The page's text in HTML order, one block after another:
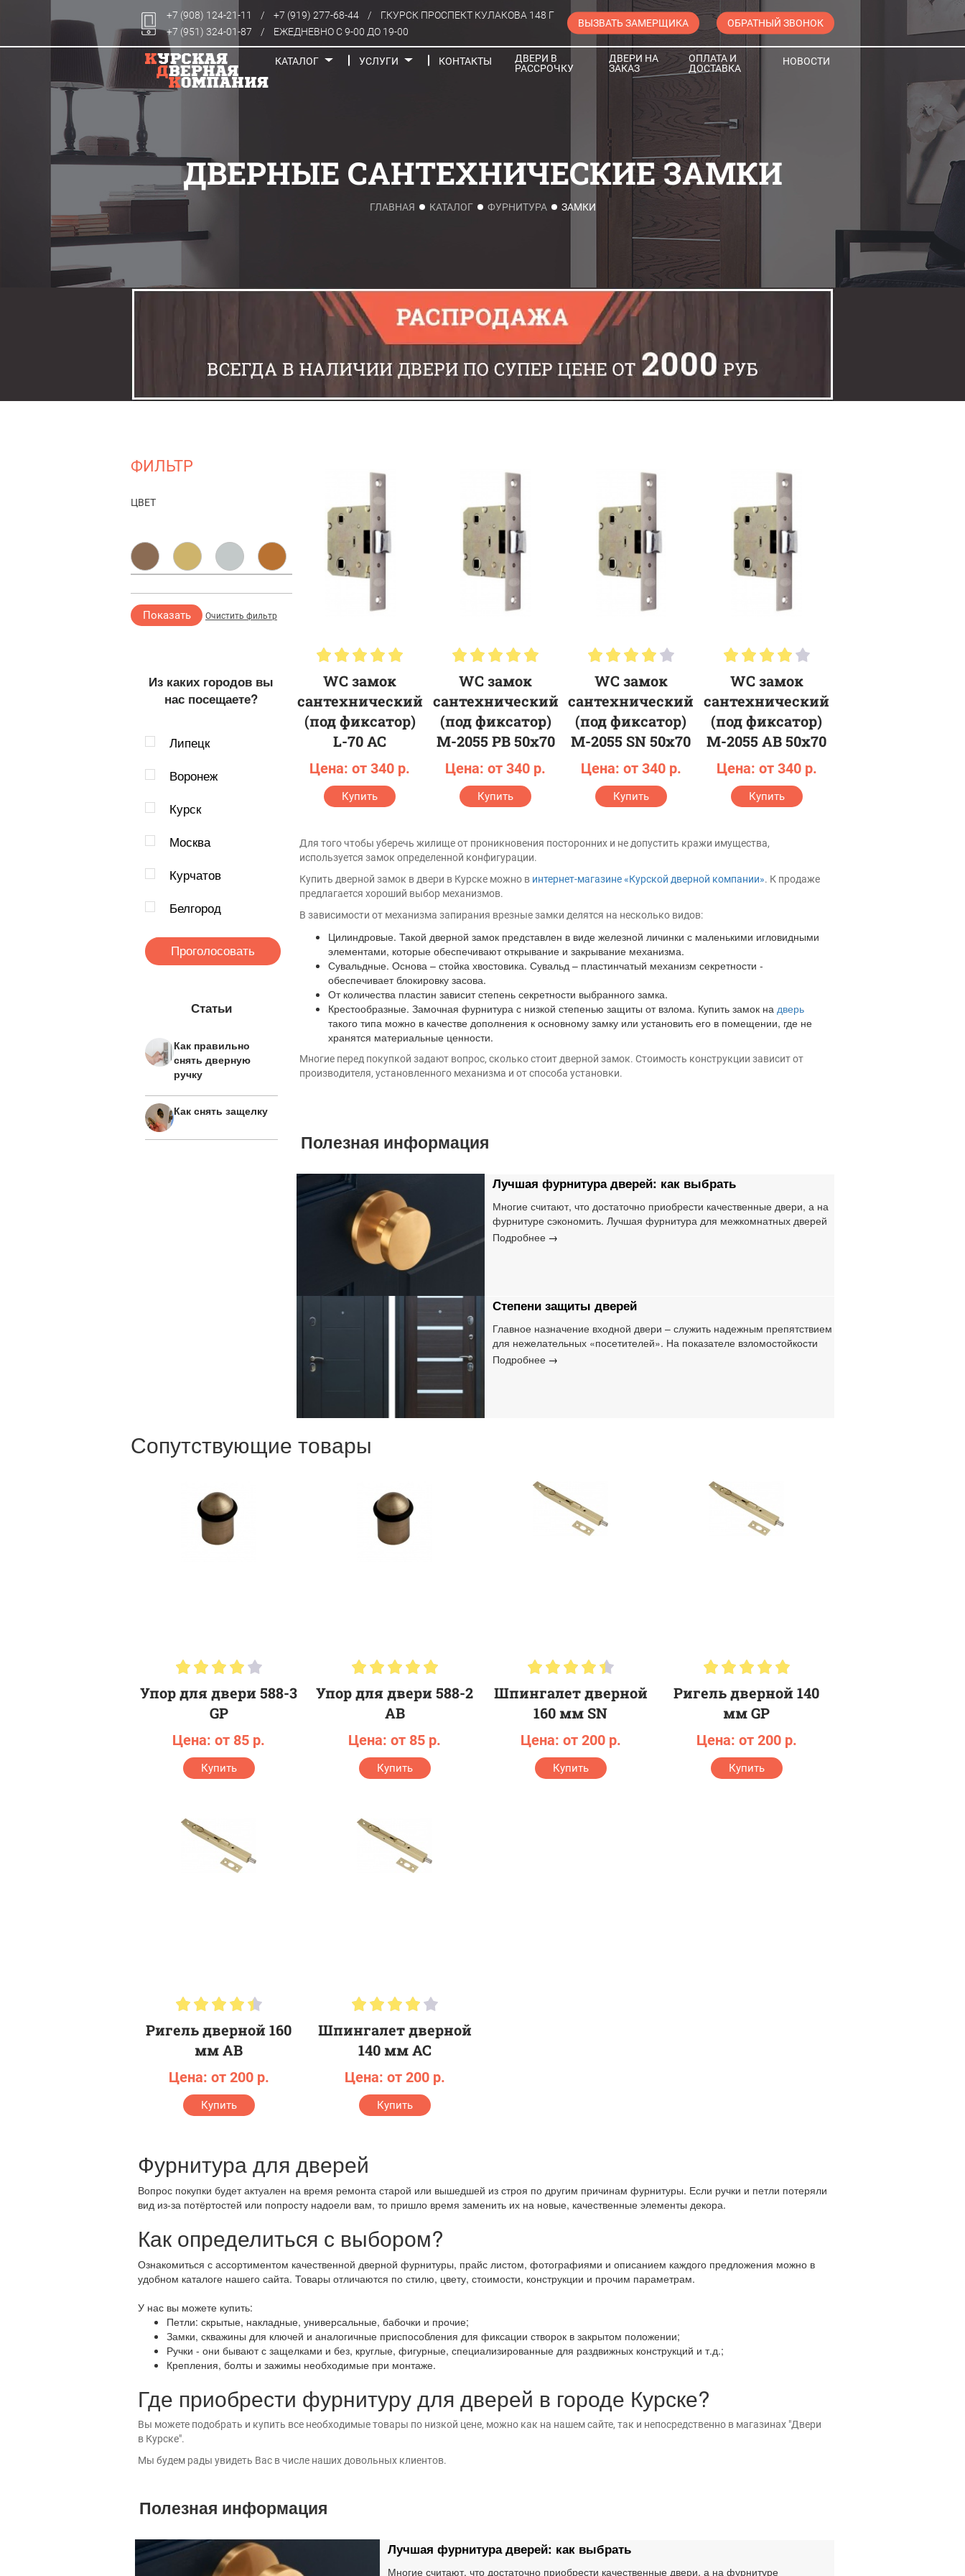
+7 (908) 124-21-11 / +7 (919) 277-68-44 /
Г.КУРСК ПРОСПЕКТ КУЛАКОВА 148 Г
+7 (951) 324-01-87
/ ЕЖЕДНЕВНО С 9-00 ДО 19-00
ВЫЗВАТЬ ЗАМЕРЩИКА ОБРАТНЫЙ ЗВОНОК
КАТАЛОГ
Задвижки
Замки
Ручки
Упоры
УСЛУГИ КОНТАКТЫ
ДВЕРИ В
РАССРОЧКУ
ДВЕРИ НА
ЗАКАЗ
ОПЛАТА И
ДОСТАВКА
НОВОСТИ
ДВЕРНЫЕ САНТЕХНИЧЕСКИЕ ЗАМКИ
ГЛАВНАЯ КАТАЛОГ ФУРНИТУРА ЗАМКИ
ФИЛЬТР
ЦВЕТ
Из каких городов вы
нас посещаете?
Липецк
Воронеж
Курск
Москва
Курчатов
Белгород
Статьи
Как правильно
снять дверную
ручку
Как снять защелку
WC замок
сантехнический
(под фиксатор)
L-70 AC
Цена: от 340 р.
Купить
WC замок
сантехнический
(под фиксатор)
M-2055 PB 50х70
Цена: от 340 р.
Купить
WC замок
сантехнический
(под фиксатор)
M-2055 SN 50х70
Цена: от 340 р.
Купить
WC замок
сантехнический
(под фиксатор)
M-2055 AB 50х70
Цена: от 340 р.
Купить
Для того чтобы уберечь жилище от проникновения посторонних и не допустить кражи имущества,
используется замок определенной конфигурации.
Купить дверной замок в двери в Курске можно в интернет-магазине «Курской дверной компании». К продаже
предлагается хороший выбор механизмов.
В зависимости от механизма запирания врезные замки делятся на несколько видов:
Цилиндровые. Такой дверной замок представлен в виде железной личинки с маленькими игловидными
элементами, которые обеспечивают открывание и закрывание механизма.
Сувальдные. Основа – стойка хвостовика. Сувальд – пластинчатый механизм секретности -
обеспечивает блокировку засова.
От количества пластин зависит степень секретности выбранного замка.
Крестообразные. Замочная фурнитура с низкой степенью защиты от взлома. Купить замок на дверь
такого типа можно в качестве дополнения к основному замку или установить его в помещении, где не
хранятся материальные ценности.
Многие перед покупкой задают вопрос, сколько стоит дверной замок. Стоимость конструкции зависит от
производителя, установленного механизма и от способа установки.
Полезная информация
Лучшая фурнитура дверей: как выбрать
Многие считают, что достаточно приобрести качественные двери, а на
фурнитуре сэкономить. Лучшая фурнитура для межкомнатных дверей
обеспечивает длительный срок эксплуатации, а потому покупать
Подробнее
Степени защиты дверей
Главное назначение входной двери – служить надежным препятствием
для нежелательных «посетителей». На показателе взломостойкости
основана классификация защиты дверей. В основном используются 4,
Подробнее
Сопутствующие товары
Упор для двери 588-3
GP
Цена: от 85 р.
Купить
Упор для двери 588-2
АВ
Цена: от 85 р.
Купить
Шпингалет дверной
160 мм SN
Цена: от 200 р.
Купить
Ригель дверной 140
мм GP
Цена: от 200 р.
Купить
Ригель дверной 160
мм AB
Цена: от 200 р.
Купить
Шпингалет дверной
140 мм AC
Цена: от 200 р.
Купить
Фурнитура для дверей
Вопрос покупки будет актуален на время ремонта старой или вышедшей из строя по другим причинам фурнитуры. Если ручки и петли потеряли
вид из-за потёртостей или попросту надоели вам, то пришло время заменить их на новые, качественные элементы декора.
Как определиться с выбором?
Ознакомиться с ассортиментом качественной дверной фурнитуры, прайс листом, фотографиями и описанием каждого предложения можно в
удобном каталоге нашего сайта. Товары отличаются по стилю, цвету, стоимости, конструкции и прочим параметрам.
У нас вы можете купить:
Петли: скрытые, накладные, универсальные, бабочки и прочие;
Замки, скважины для ключей и аналогичные приспособления для фиксации створок в закрытом положении;
Ручки - они бывают с защелками и без, круглые, фигурные, специализированные для раздвижных конструкций и т.д.;
Крепления, болты и зажимы необходимые при монтаже.
Где приобрести фурнитуру для дверей в городе Курске?
Вы можете подобрать и купить все необходимые товары по низкой цене, можно как на нашем сайте, так и непосредственно в магазинах "Двери
в Курске".
Мы будем рады увидеть Вас в числе наших довольных клиентов.
Полезная информация
Лучшая фурнитура дверей: как выбрать
Многие считают, что достаточно приобрести качественные двери, а на фурнитуре